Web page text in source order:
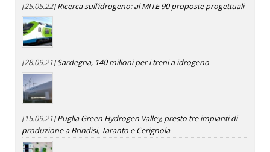
[25.05.22]Ricerca sull’idrogeno: al MITE 90 proposte progettuali
[28.09.21]Sardegna, 140 milioni per i treni a idrogeno
[15.09.21]Puglia Green Hydrogen Valley, presto tre impianti di
produzione a Brindisi, Taranto e Cerignola